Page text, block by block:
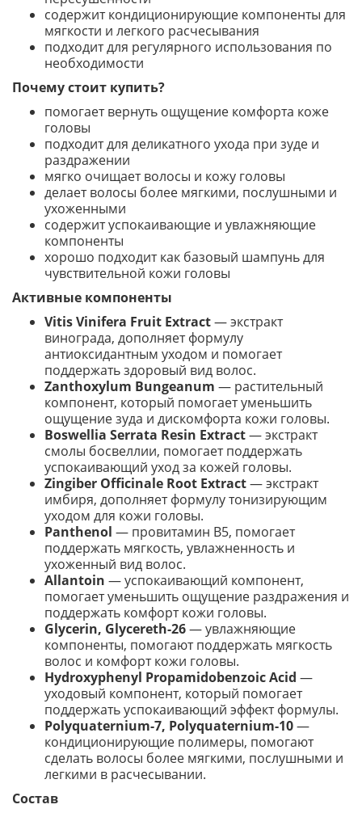
содержит кондиционирующие компоненты для
мягкости и легкого расчесывания
подходит для регулярного использования по
необходимости
Почему стоит купить?
помогает вернуть ощущение комфорта коже
головы
подходит для деликатного ухода при зуде и
раздражении
мягко очищает волосы и кожу головы
делает волосы более мягкими, послушными и
ухоженными
содержит успокаивающие и увлажняющие
компоненты
хорошо подходит как базовый шампунь для
чувствительной кожи головы
Активные компоненты
Vitis Vinifera Fruit Extract— экстракт
винограда, дополняет формулу
антиоксидантным уходом и помогает
поддержать здоровый вид волос.
Zanthoxylum Bungeanum — растительный
компонент, который помогает уменьшить
ощущение зуда и дискомфорта кожи головы.
Boswellia Serrata Resin Extract— экстракт
смолы босвеллии, помогает поддержать
успокаивающий уход за кожей головы.
Zingiber Officinale Root Extract— экстракт
имбиря, дополняет формулу тонизирующим
уходом для кожи головы.
Panthenol — провитамин B5, помогает
поддержать мягкость, увлажненность и
ухоженный вид волос.
Allantoin — успокаивающий компонент,
помогает уменьшить ощущение раздражения и
поддержать комфорт кожи головы.
Glycerin, Glycereth-26— увлажняющие
компоненты, помогают поддержать мягкость
волос и комфорт кожи головы.
Hydroxyphenyl Propamidobenzoic Acid —
уходовый компонент, который помогает
поддержать успокаивающий эффект формулы.
Polyquaternium-7, Polyquaternium-10—
кондиционирующие полимеры, помогают
сделать волосы более мягкими, послушными и
легкими в расчесывании.
Состав